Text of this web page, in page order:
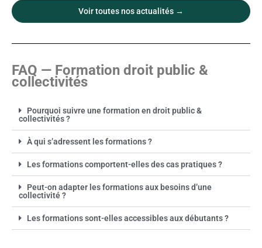
Voir toutes nos actualités →
FAQ — Formation droit public &
collectivités
Pourquoi suivre une formation en droit public &
collectivités ?
À qui s’adressent les formations ?
Les formations comportent-elles des cas pratiques ?
Peut-on adapter les formations aux besoins d’une
collectivité ?
Les formations sont-elles accessibles aux débutants ?